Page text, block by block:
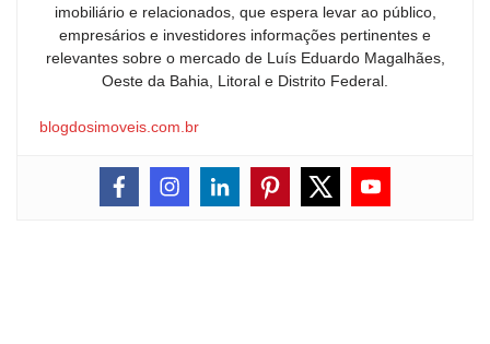
imobiliário e relacionados, que espera levar ao público,
empresários e investidores informações pertinentes e
relevantes sobre o mercado de Luís Eduardo Magalhães,
Oeste da Bahia, Litoral e Distrito Federal.
blogdosimoveis.com.br